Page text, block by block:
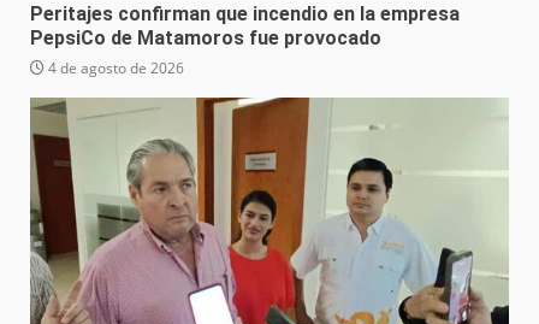
Peritajes confirman que incendio en la empresa
PepsiCo de Matamoros fue provocado
4 de agosto de 2026